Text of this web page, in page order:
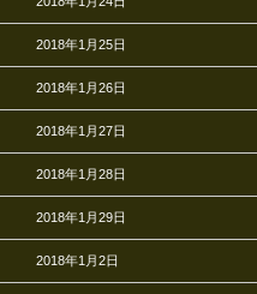
2018年1月25日
2018年1月26日
2018年1月27日
2018年1月28日
2018年1月29日
2018年1月2日